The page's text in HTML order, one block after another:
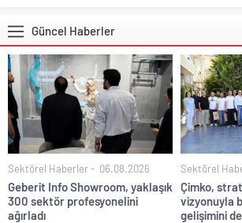
Güncel Haberler
Sektörel Haberler 06.08.2026
Geberit Info Showroom, yaklaşık
300 sektör profesyonelini
ağırladı
Sektörel
Çimko,
vizyonuyla
gelişimini